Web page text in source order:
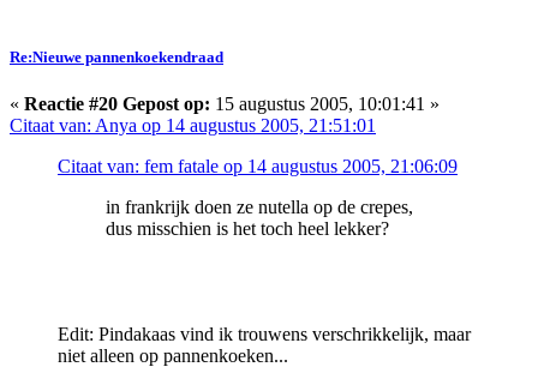
Re:Nieuwe pannenkoekendraad
« Reactie #20 Gepost op: 15 augustus 2005, 10:01:41 »
Citaat van: Anya op 14 augustus 2005, 21:51:01
Citaat van: fem fatale op 14 augustus 2005, 21:06:09
in frankrijk doen ze nutella op de crepes,
dus misschien is het toch heel lekker?
Edit: Pindakaas vind ik trouwens verschrikkelijk, maar
niet alleen op pannenkoeken...